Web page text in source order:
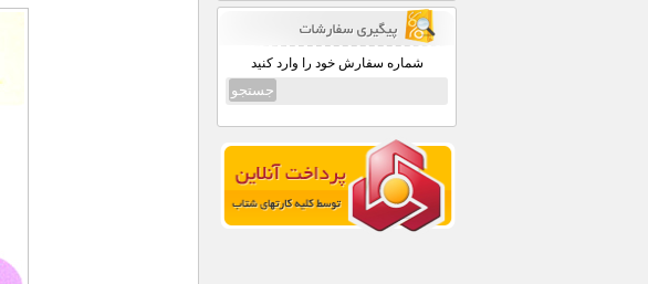
شماره سفارش خود را وارد کنید